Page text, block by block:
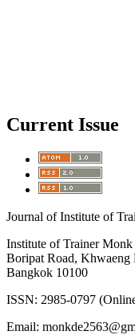
Current Issue
Journal of Institute of
Institute of Trainer
Boripat Road, Khwaeng
Bangkok 10100
ISSN: 2985-0797
Email: